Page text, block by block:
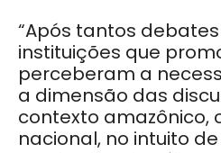
“Após tantos
instituições que
perceberam a
a dimensão das
contexto amazônico,
nacional, no intuito